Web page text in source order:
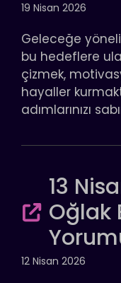
19 Nisan 2026
Geleceğe
bu hedeflere
çizmek,
hayaller
adımlarınızı
13
Oğlak
12 Nisan 2026